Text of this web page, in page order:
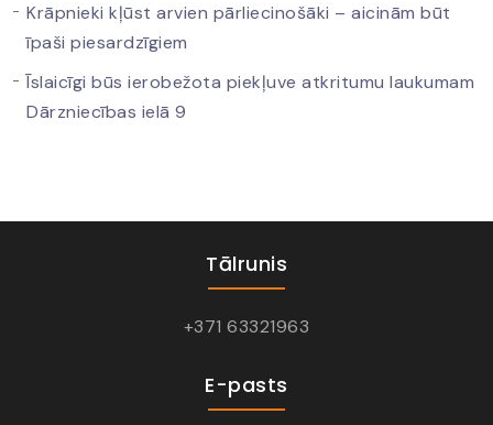
Krāpnieki kļūst arvien pārliecinošāki – aicinām būt
īpaši piesardzīgiem
Īslaicīgi būs ierobežota piekļuve atkritumu laukumam
Dārzniecības ielā 9
Tālrunis
+371 63321963
E-pasts